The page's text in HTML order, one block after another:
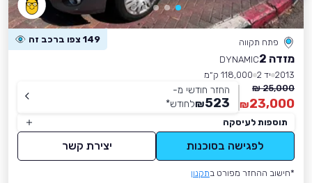
פתח תקווה 149 צפו ברכב זה
מזדה 2
DYNAMIC
2013 יד 2
118,000 ק״מ
25,000 ₪
23,000
₪
החזר חודשי מ-
523
₪לחודש*
תוספות לעיסקה
לפגישה בסוכנות יצירת קשר
*חישוב ההחזר מפורט בתקנון